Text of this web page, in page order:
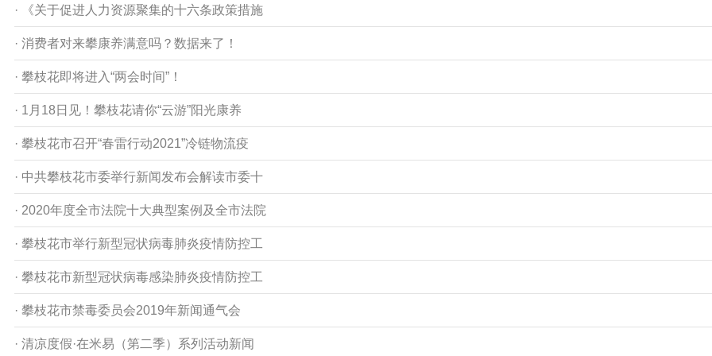
· 《关于促进人力资源聚集的十六条政策措施
· 消费者对来攀康养满意吗？数据来了！
· 攀枝花即将进入“两会时间”！
· 1月18日见！攀枝花请你“云游”阳光康养
· 攀枝花市召开“春雷行动2021”冷链物流疫
· 中共攀枝花市委举行新闻发布会解读市委十
· 2020年度全市法院十大典型案例及全市法院
· 攀枝花市举行新型冠状病毒肺炎疫情防控工
· 攀枝花市新型冠状病毒感染肺炎疫情防控工
· 攀枝花市禁毒委员会2019年新闻通气会
· 清凉度假·在米易（第二季）系列活动新闻